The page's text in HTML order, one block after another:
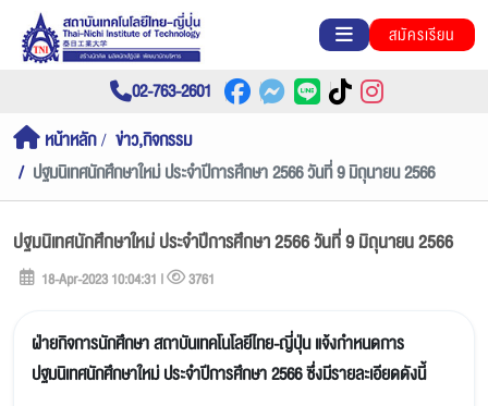
สมัครเรียน
02-763-2601
หน้าหลัก
ข่าว,กิจกรรม
ปฐมนิเทศนักศึกษาใหม่ ประจำปีการศึกษา 2566 วันที่ 9 มิถุนายน 2566
ปฐมนิเทศนักศึกษาใหม่ ประจำปีการศึกษา 2566 วันที่ 9 มิถุนายน 2566
18-Apr-2023 10:04:31 | 3761
ฝ่ายกิจการนักศึกษา สถาบันเทคโนโลยีไทย-ญี่ปุ่น แจ้งกำหนดการ
ปฐมนิเทศนักศึกษาใหม่ ประจำปีการศึกษา 2566 ซึ่งมีรายละเอียดดังนี้